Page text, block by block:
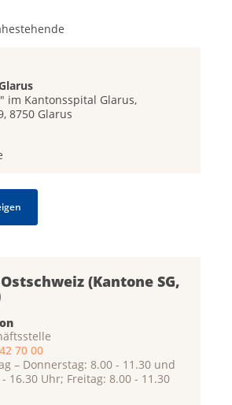
im Kantonsspital Glarus,
8750 Glarus
(Kantone SG,
70 00
– Donnerstag: 8.00 - 11.30 und
- 16.30 Uhr; Freitag: 8.00 - 11.30